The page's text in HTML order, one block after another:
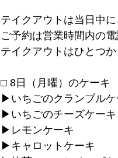
テイクアウトは当日中
ご予約は営業時間内の
テイクアウトはひとつ
□ 8日（月曜）のケーキ
▶︎いちごのクランブルケ
▶︎いちごのチーズケーキ
▶︎レモンケーキ
▶︎キャロットケーキ